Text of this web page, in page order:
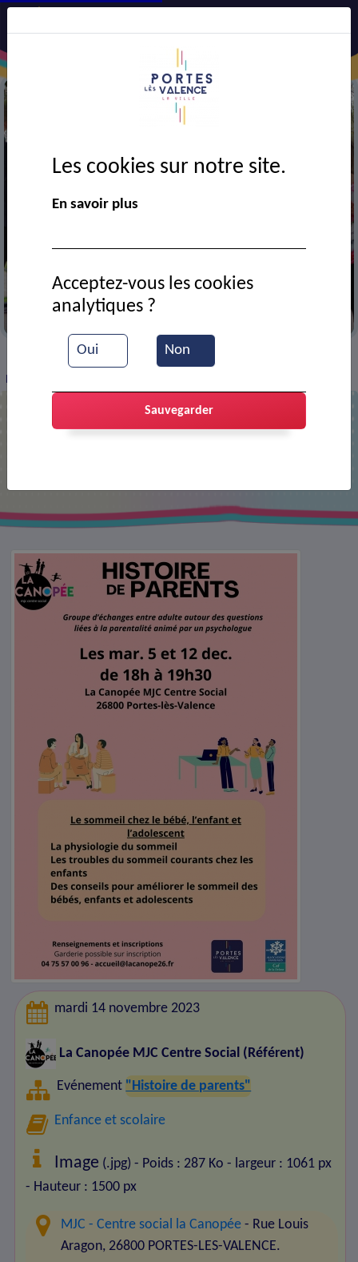
VIE MUNICIPALE > Ressources documentaires
Histoire de parents
mardi 14 novembre 2023
La Canopée MJC Centre Social (Référent)
Evénement "Histoire de parents"
Enfance et scolaire
Image (.jpg) - Poids : 287 Ko - largeur : 1061 px
- Hauteur : 1500 px
MJC - Centre social la Canopée - Rue Louis
Aragon, 26800 PORTES-LES-VALENCE.
Les cookies sur notre site.
En savoir plus
Oui Non
Acceptez-vous les cookies
analytiques ?
Sauvegarder